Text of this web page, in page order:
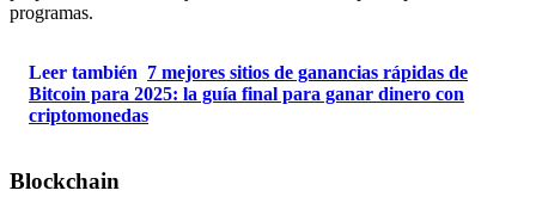
programas.
Leer también 7 mejores sitios de ganancias rápidas de
Bitcoin para 2025: la guía final para ganar dinero con
criptomonedas
Blockchain